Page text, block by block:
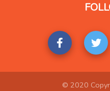
© 2020